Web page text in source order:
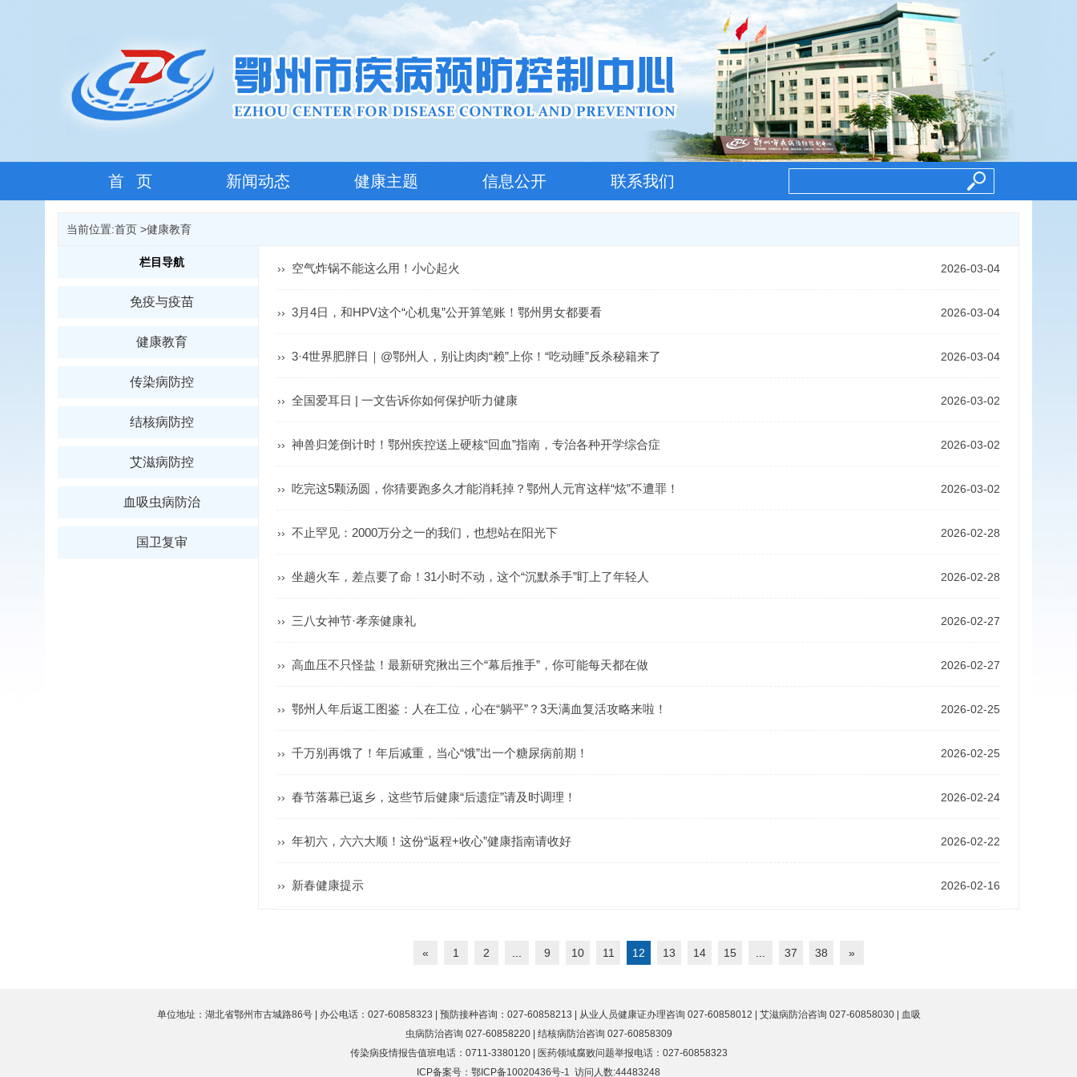
首 页 新闻动态 健康主题 信息公开 联系我们
当前位置:首页 >健康教育
栏目导航
免疫与疫苗
健康教育
传染病防控
结核病防控
艾滋病防控
血吸虫病防治
国卫复审
›› 空气炸锅不能这么用！小心起火 2026-03-04
›› 3月4日，和HPV这个“心机鬼”公开算笔账！鄂州男女都要看 2026-03-04
›› 3·4世界肥胖日｜@鄂州人，别让肉肉“赖”上你！“吃动睡”反杀秘籍来了 2026-03-04
›› 全国爱耳日 | 一文告诉你如何保护听力健康 2026-03-02
›› 神兽归笼倒计时！鄂州疾控送上硬核“回血”指南，专治各种开学综合症 2026-03-02
›› 吃完这5颗汤圆，你猜要跑多久才能消耗掉？鄂州人元宵这样“炫”不遭罪！ 2026-03-02
›› 不止罕见：2000万分之一的我们，也想站在阳光下 2026-02-28
›› 坐趟火车，差点要了命！31小时不动，这个“沉默杀手”盯上了年轻人 2026-02-28
›› 三八女神节·孝亲健康礼 2026-02-27
›› 高血压不只怪盐！最新研究揪出三个“幕后推手”，你可能每天都在做 2026-02-27
›› 鄂州人年后返工图鉴：人在工位，心在“躺平”？3天满血复活攻略来啦！ 2026-02-25
›› 千万别再饿了！年后减重，当心“饿”出一个糖尿病前期！ 2026-02-25
›› 春节落幕已返乡，这些节后健康“后遗症”请及时调理！ 2026-02-24
›› 年初六，六六大顺！这份“返程+收心”健康指南请收好 2026-02-22
›› 新春健康提示 2026-02-16
« 1 2 9 10 11 12 13 14 15 37 38 »
单位地址：湖北省鄂州市古城路86号 | 办公电话：027-60858323 | 预防接种咨询：027-60858213 | 从业人员健康证办理咨询 027-60858012 | 艾滋病防治咨询 027-60858030 | 血吸
虫病防治咨询 027-60858220 | 结核病防治咨询 027-60858309
传染病疫情报告值班电话：0711-3380120 | 医药领域腐败问题举报电话：027-60858323
ICP备案号： 鄂ICP备10020436号-1 访问人数:44483248